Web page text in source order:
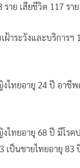
ย เสียชีวิต 117 รา
าระวังและบริการฯ
ไทยอายุ 24 ปี อาชี
ไทยอายุ 68 ปี มีโ
เป็นชายไทยอายุ